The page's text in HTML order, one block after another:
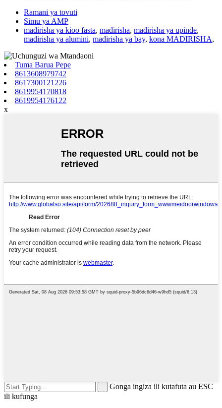
Ramani ya tovuti
Simu ya AMP
madirisha ya kioo fasta, madirisha, madirisha ya upinde,
madirisha ya alumini, madirisha ya bay, kona MADIRISHA,
Tuma Barua Pepe
8613608979742
8617300121226
8619954170818
8619954176122
x
Gonga ingiza ili kutafuta au ESC
ili kufunga